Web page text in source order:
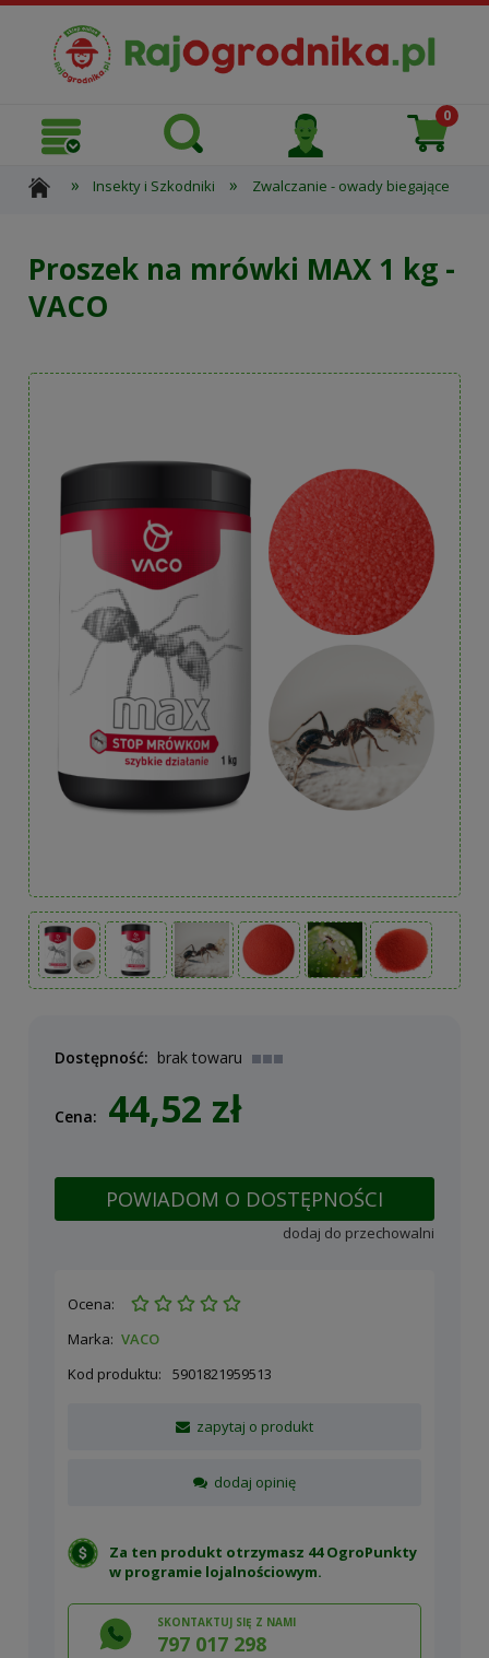
» Insekty i Szkodniki » Zwalczanie - owady biegające
Proszek na mrówki MAX 1 kg -
VACO
Dostępność: brak towaru
Cena: 44,52 zł
POWIADOM O DOSTĘPNOŚCI
dodaj do przechowalni
Ocena:
Marka: VACO
Kod produktu:
5901821959513
zapytaj o produkt
dodaj opinię
Za ten produkt otrzymasz 44 OgroPunkty
w programie lojalnościowym.
SKONTAKTUJ SIĘ Z NAMI
797 017 298